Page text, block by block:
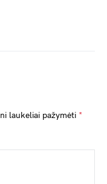
laukeliai pažymėti *